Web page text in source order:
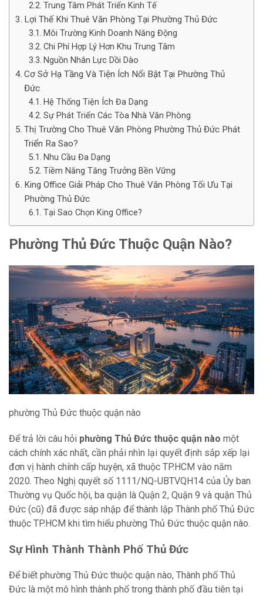
Trung Tâm Phát Triển Kinh Tế
Lợi Thế Khi Thuê Văn Phòng Tại Phường Thủ Đức
Môi Trường Kinh Doanh Năng Động
Chi Phí Hợp Lý Hơn Khu Trung Tâm
Nguồn Nhân Lực Dồi Dào
Cơ Sở Hạ Tầng Và Tiện Ích Nổi Bật Tại Phường Thủ
Đức
Hệ Thống Tiện Ích Đa Dạng
Sự Phát Triển Các Tòa Nhà Văn Phòng
Thị Trường Cho Thuê Văn Phòng Phường Thủ Đức Phát
Triển Ra Sao?
Nhu Cầu Đa Dạng
Tiềm Năng Tăng Trưởng Bền Vững
King Office Giải Pháp Cho Thuê Văn Phòng Tối Ưu Tại
Phường Thủ Đức
Tại Sao Chọn King Office?
Phường Thủ Đức Thuộc Quận Nào?
phường Thủ Đức thuộc quận nào
Để trả lời câu hỏi phường Thủ Đức thuộc quận nào một
cách chính xác nhất, cần phải nhìn lại quyết định sắp xếp lại
đơn vị hành chính cấp huyện, xã thuộc TP.HCM vào năm
2020. Theo Nghị quyết số 1111/NQ-UBTVQH14 của Ủy ban
Thường vụ Quốc hội, ba quận là Quận 2, Quận 9 và quận Thủ
Đức (cũ) đã được sáp nhập để thành lập Thành phố Thủ Đức
thuộc TP.HCM khi tìm hiểu phường Thủ Đức thuộc quận nào.
Sự Hình Thành Thành Phố Thủ Đức
Để biết phường Thủ Đức thuộc quận nào, Thành phố Thủ
Đức là một mô hình thành phố trong thành phố đầu tiên tại